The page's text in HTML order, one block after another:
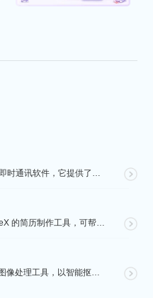
JSPP 是一款面向全球的 im 即时通讯软件，它提供了安全、稳定、高效的通讯服务，免费音视频通话，...
PPResume 是一款基于 LaTeX 的简历制作工具，可帮助用户在几分钟内快速制作精美、排版良好...
ProKnockOut 是一款强大的图像处理工具，以智能抠图为核心，集成了图片合成、人像美容、照片编...